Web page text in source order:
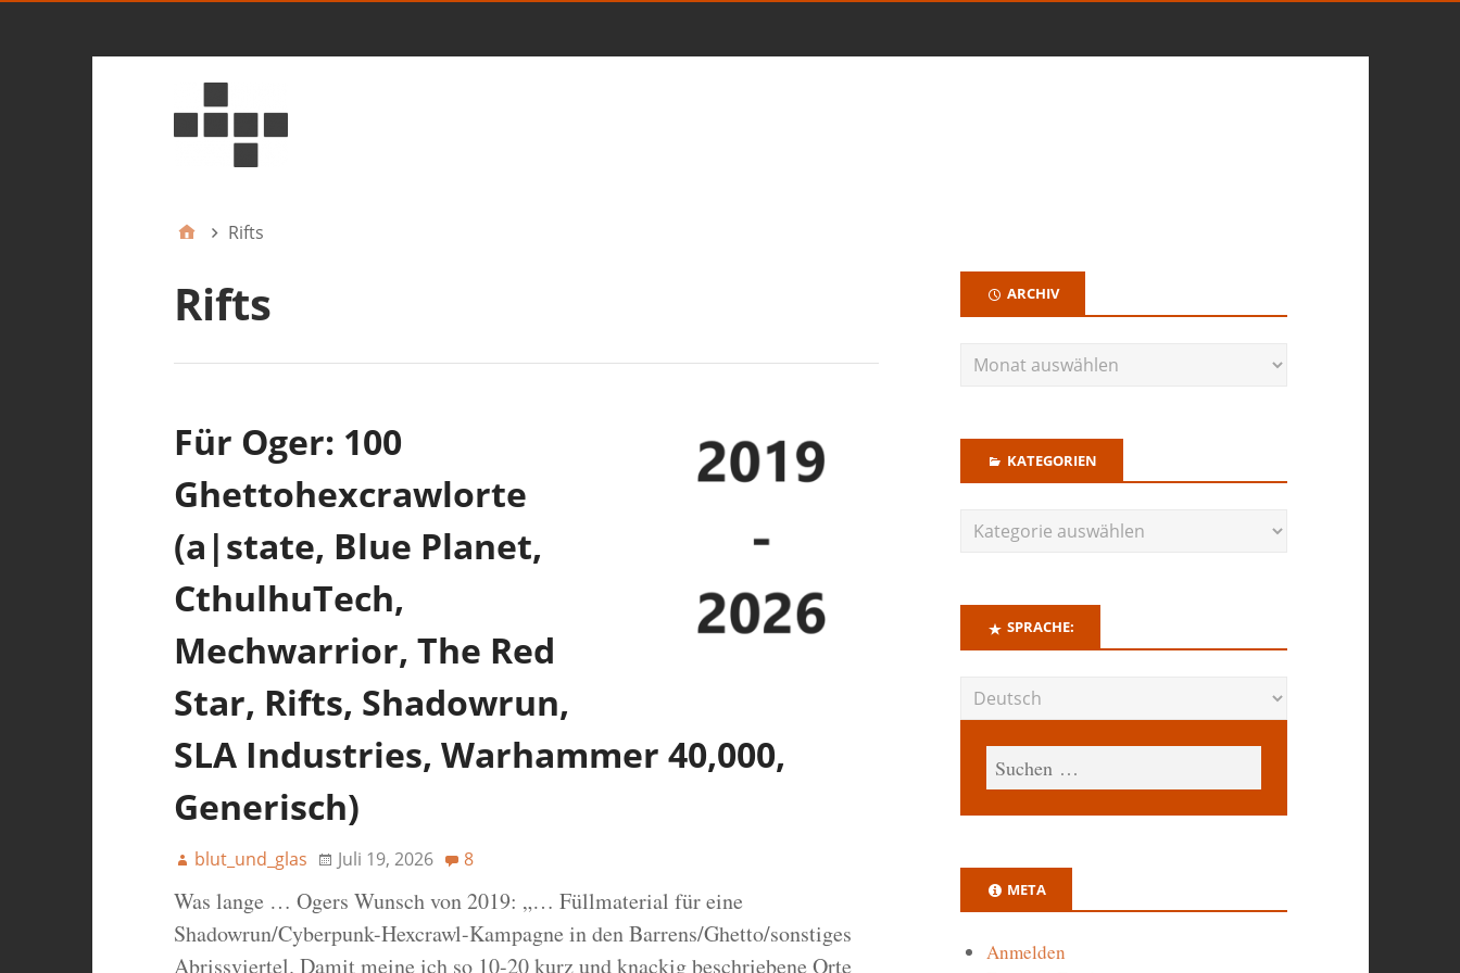
Rifts
Rifts
Für Oger: 100
Ghettohexcrawlorte
(a|state, Blue Planet,
CthulhuTech,
Mechwarrior, The Red
Star, Rifts, Shadowrun,
SLA Industries, Warhammer 40,000,
Generisch)
blut_und_glas Juli 19, 2026 8
Was lange … Ogers Wunsch von 2019: „… Füllmaterial für eine
Shadowrun/Cyberpunk-Hexcrawl-Kampagne in den Barrens/Ghetto/sonstiges
Abrissviertel. Damit meine ich so 10-20 kurz und knackig beschriebene Orte
ARCHIV
KATEGORIEN
SPRACHE:
META
Anmelden